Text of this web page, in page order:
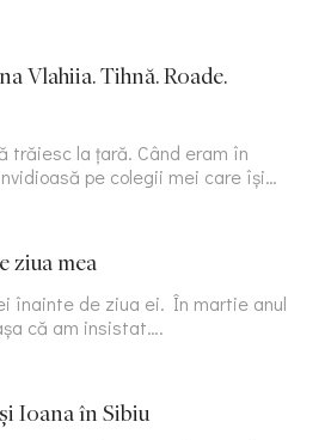
Vlahiia. Tihnă. Roade.
trăiesc la țară. Când eram în
pe colegii mei care își…
ziua mea
înainte de ziua ei. În martie anul
că am insistat….
Ioana în Sibiu